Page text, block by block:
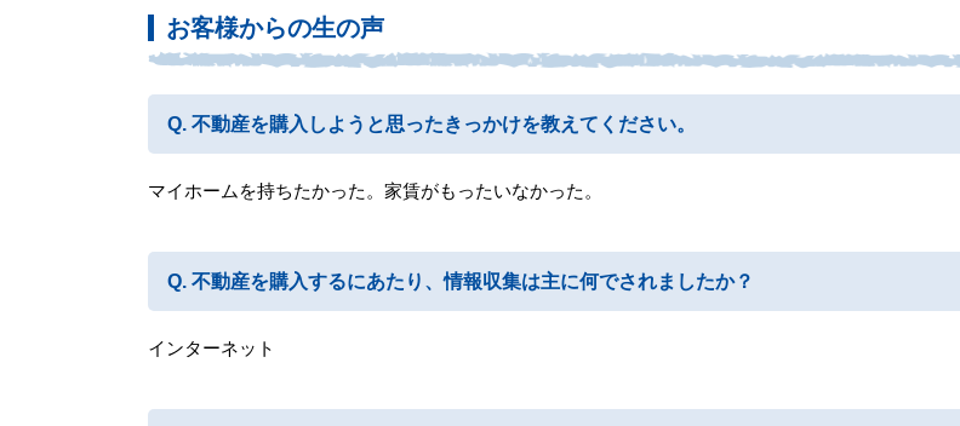
お客様からの生の声
不動産を購入しようと思ったきっかけを教えてください。
マイホームを持ちたかった。家賃がもったいなかった。
不動産を購入するにあたり、情報収集は主に何でされましたか？
インターネット